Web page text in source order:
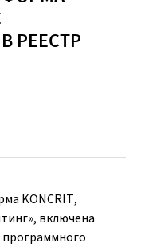
РЕЕСТР
KONCRIT,
включена